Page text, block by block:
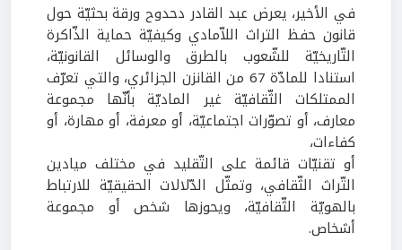
في الأخير، يعرض عبد القادر دحدوح ورقة بحثيّة حول
قانون حفظ التراث اللاّمادي وكيفيّة حماية الذّاكرة
التّاريخيّة للشّعوب بالطرق والوسائل القانونيّة،
استنادا للمادّة 67 من القانزن الجزائري، والتي تعرّف
الممتلكات الثّقافيّة غير الماديّة بأنّها مجموعة
معارف، أو تصوّرات اجتماعيّة، أو معرفة، أو مهارة، أو
كفاءات،
أو تقنيّات قائمة على التّقليد في مختلف ميادين
التّراث الثّقافي، وتمثّل الدّلالات الحقيقيّة للارتباط
بالهويّة الثّقافيّة، ويحوزها شخص أو مجموعة
أشخاص.